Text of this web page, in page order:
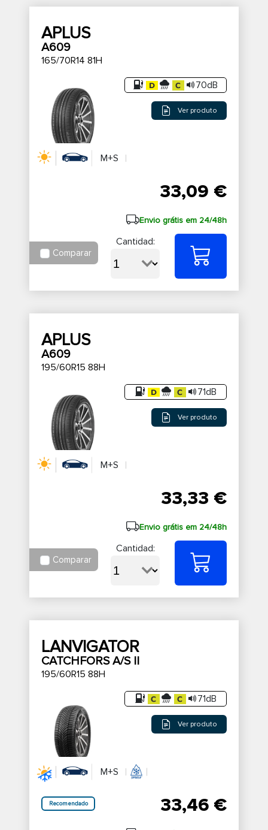
APLUS
A609
165/70R14 81H
70dB
Ver produto
M+S
33,09 €
Envio grátis em 24/48h
Comparar
Cantidad:
APLUS
A609
195/60R15 88H
71dB
Ver produto
M+S
33,33 €
Envio grátis em 24/48h
Comparar
Cantidad:
LANVIGATOR
CATCHFORS A/S II
195/60R15 88H
71dB
Ver produto
M+S
Recomendado 33,46 €